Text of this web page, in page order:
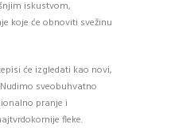
iskustvom,
koje će obnoviti svežinu
će izgledati kao novi,
sveobuhvatno
pranje i
fleke.